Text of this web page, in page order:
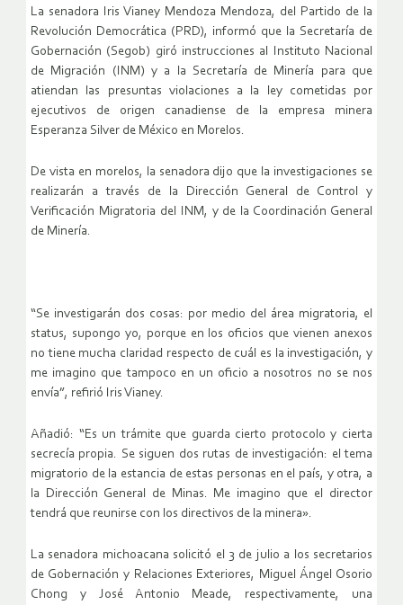
La senadora Iris Vianey Mendoza Mendoza, del Partido de la
Revolución Democrática (PRD), informó que la Secretaría de
Gobernación (Segob) giró instrucciones al Instituto Nacional
de Migración (INM) y a la Secretaría de Minería para que
atiendan las presuntas violaciones a la ley cometidas por
ejecutivos de origen canadiense de la empresa minera
Esperanza Silver de México en Morelos.
De vista en morelos, la senadora dijo que la investigaciones se
realizarán a través de la Dirección General de Control y
Verificación Migratoria del INM, y de la Coordinación General
de Minería.
“Se investigarán dos cosas: por medio del área migratoria, el
status, supongo yo, porque en los oficios que vienen anexos
no tiene mucha claridad respecto de cuál es la investigación, y
me imagino que tampoco en un oficio a nosotros no se nos
envía”, refirió Iris Vianey.
Añadió: “Es un trámite que guarda cierto protocolo y cierta
secrecía propia. Se siguen dos rutas de investigación: el tema
migratorio de la estancia de estas personas en el país, y otra, a
la Dirección General de Minas. Me imagino que el director
tendrá que reunirse con los directivos de la minera».
La senadora michoacana solicitó el 3 de julio a los secretarios
de Gobernación y Relaciones Exteriores, Miguel Ángel Osorio
Chong y José Antonio Meade, respectivamente, una